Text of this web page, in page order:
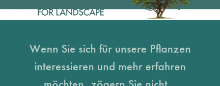
Wenn Sie sich für unsere Pflanzen
interessieren und mehr erfahren